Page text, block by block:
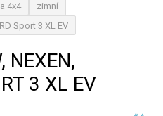
4x4
zimní
Sport 3 XL EV
3 XL EV